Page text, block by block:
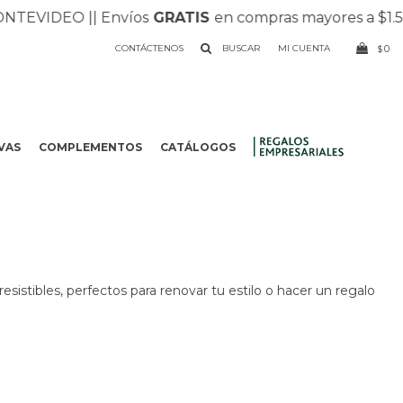
|| EnvíosGRATISen compras mayores a
COMPLEMENTOS CATÁLOGOS
CONTÁCTENOS $0
perfectos para renovar tu estilo o hacer un regalo